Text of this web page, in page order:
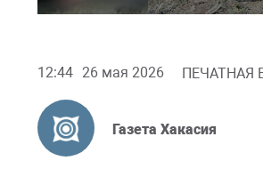
12:44 26 мая 2026 ПЕЧАТНАЯ
Газета Хакасия